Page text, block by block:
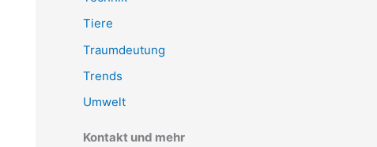
Tiere
Traumdeutung
Trends
Umwelt
Kontakt und mehr